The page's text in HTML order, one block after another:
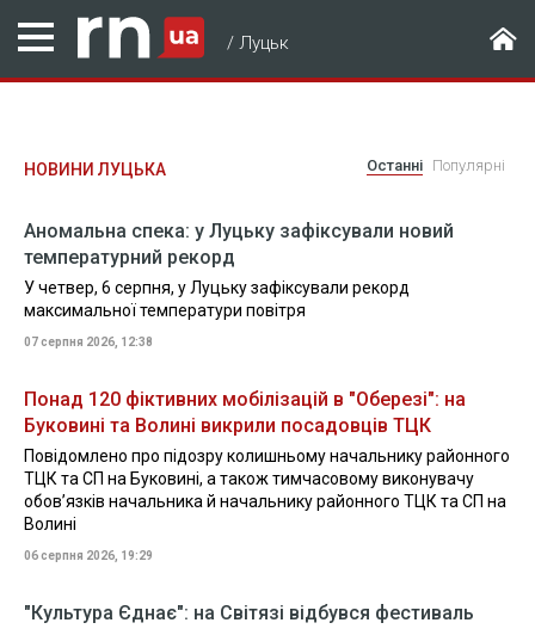
/ Луцьк
НОВИНИ ЛУЦЬКА Останні Популярні
Аномальна спека: у Луцьку зафіксували новий
температурний рекорд
У четвер, 6 серпня, у Луцьку зафіксували рекорд
максимальної температури повітря
07 серпня 2026, 12:38
Понад 120 фіктивних мобілізацій в "Оберезі": на
Буковині та Волині викрили посадовців ТЦК
Повідомлено про підозру колишньому начальнику районного
ТЦК та СП на Буковині, а також тимчасовому виконувачу
обов’язків начальника й начальнику районного ТЦК та СП на
Волині
06 серпня 2026, 19:29
"Культура Єднає": на Світязі відбувся фестиваль